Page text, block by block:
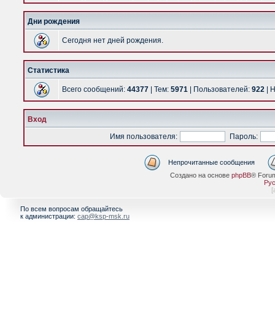
Дни рождения
Сегодня нет дней рождения.
Статистика
Всего сообщений: 44377 | Тем: 5971 | Пользователей: 922 |
Вход
Имя пользователя:
Пароль:
Непрочитанные сообщения
Создано на основе phpBB®
[
По всем вопросам обращайтесь
к администрации: cap@ksp-msk.ru